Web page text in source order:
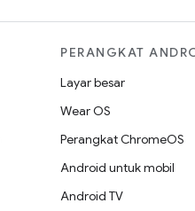
PERANGKAT
Layar besar
Wear OS
Perangkat ChromeOS
Android untuk mobil
Android TV